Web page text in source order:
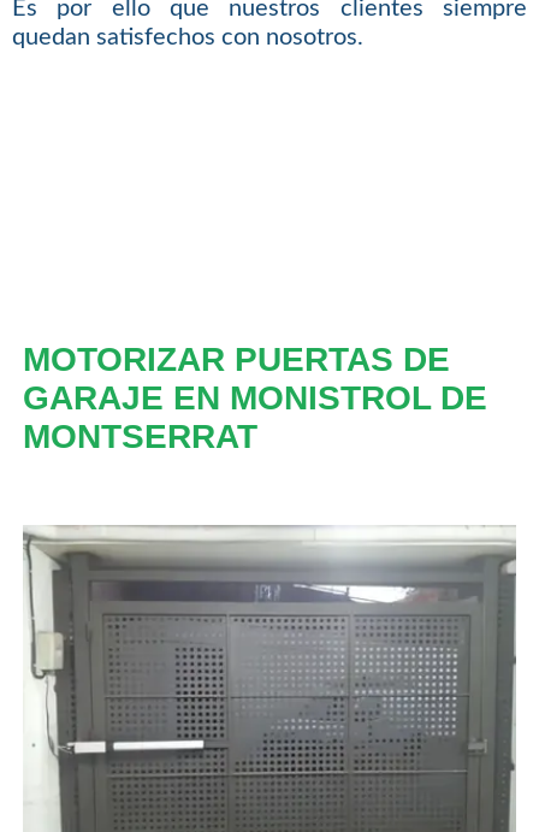
Es por ello que nuestros clientes siempre
quedan satisfechos con nosotros.
MOTORIZAR PUERTAS DE
GARAJE EN MONISTROL DE
MONTSERRAT